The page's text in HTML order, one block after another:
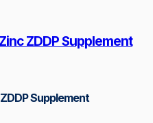
ZDDP Supplement
Supplement